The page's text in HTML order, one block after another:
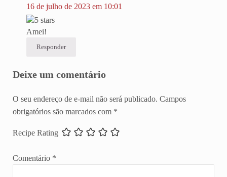
16 de julho de 2023 em 10:01
Amei!
Responder
Deixe um comentário
O seu endereço de e-mail não será publicado. Campos
obrigatórios são marcados com *
Recipe Rating
Comentário *